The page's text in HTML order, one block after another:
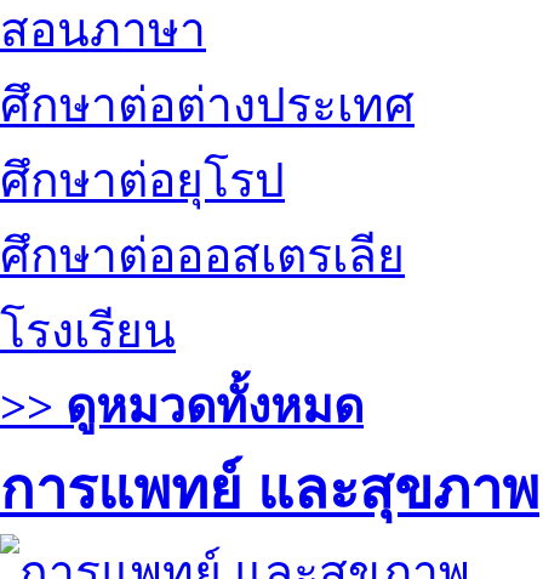
สอนภาษา
ศึกษาต่อต่างประเทศ
ศึกษาต่อยุโรป
ศึกษาต่อออสเตรเลีย
โรงเรียน
>> ดูหมวดทั้งหมด
การแพทย์ และสุขภาพ